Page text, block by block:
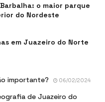
o maior parque
do Nordeste
em Juazeiro do Norte
importante? 06/02/2024
de Juazeiro do